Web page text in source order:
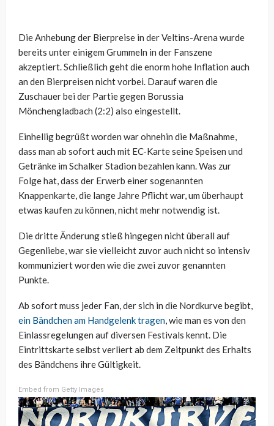
Die Anhebung der Bierpreise in der Veltins-Arena wurde
bereits unter einigem Grummeln in der Fanszene
akzeptiert. Schließlich geht die enorm hohe Inflation auch
an den Bierpreisen nicht vorbei. Darauf waren die
Zuschauer bei der Partie gegen Borussia
Mönchengladbach (2:2) also eingestellt.
Einhellig begrüßt worden war ohnehin die Maßnahme,
dass man ab sofort auch mit EC-Karte seine Speisen und
Getränke im Schalker Stadion bezahlen kann. Was zur
Folge hat, dass der Erwerb einer sogenannten
Knappenkarte, die lange Jahre Pflicht war, um überhaupt
etwas kaufen zu können, nicht mehr notwendig ist.
Die dritte Änderung stieß hingegen nicht überall auf
Gegenliebe, war sie vielleicht zuvor auch nicht so intensiv
kommuniziert worden wie die zwei zuvor genannten
Punkte.
Ab sofort muss jeder Fan, der sich in die Nordkurve begibt,
ein Bändchen am Handgelenk tragen, wie man es von den
Einlassregelungen auf diversen Festivals kennt. Die
Eintrittskarte selbst verliert ab dem Zeitpunkt des Erhalts
des Bändchens ihre Gültigkeit.
Embed from Getty Images